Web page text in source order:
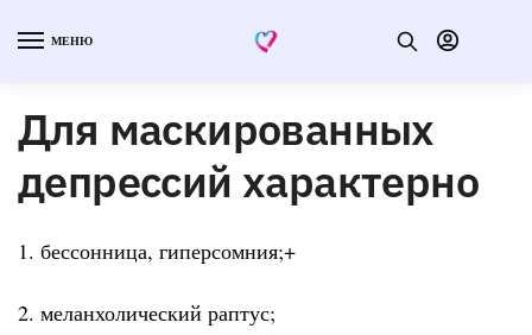
МЕНЮ
Для маскированных
депрессий характерно
1. бессонница, гиперсомния;+
2. меланхолический раптус;